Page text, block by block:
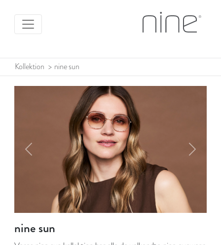
Kollektion > nine sun
Previous Next
nine sun